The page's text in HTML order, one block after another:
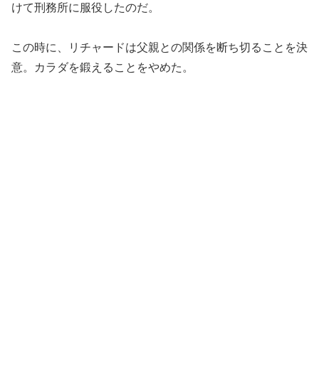
けて刑務所に服役したのだ。
この時に、リチャードは父親との関係を断ち切ることを決
意。カラダを鍛えることをやめた。